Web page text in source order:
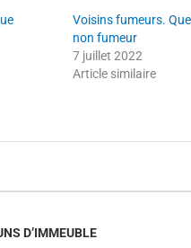
Voisins fumeurs.
non fumeur
7 juillet 2022
Article similaire
D’IMMEUBLE